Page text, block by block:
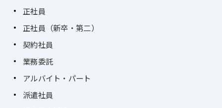
正社員
正社員（新卒・第二）
契約社員
業務委託
アルバイト・パート
派遣社員